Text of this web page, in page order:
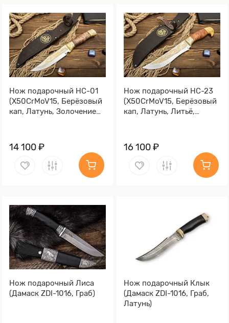
Нож подарочный НС-01
(X50CrMoV15, Берёзовый
кап, Латунь, Золочение
14 100 ₽
Нож подарочный НС-23
(X50CrMoV15, Берёзовый
кап, Латунь, Литьё,
16 100 ₽
Нож подарочный Лиса
(Дамаск ZDI-1016, Граб)
Нож подарочный Клык
(Дамаск ZDI-1016, Граб,
Латунь)